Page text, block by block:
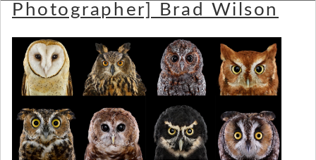
Photographer] Brad Wilson